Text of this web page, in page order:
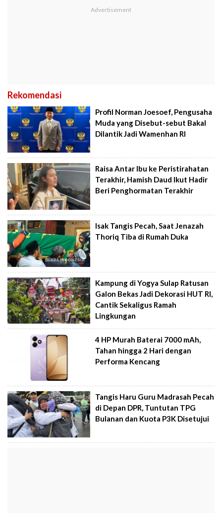
Rekomendasi
Profil Norman Joesoef, Pengusaha
Muda yang Disebut-sebut Bakal
Dilantik Jadi Wamenhan RI
Raisa Antar Ibu ke Peristirahatan
Terakhir, Hamish Daud Ikut Hadir
Beri Penghormatan Terakhir
Isak Tangis Pecah, Saat Jenazah
Thoriq Tiba di Rumah Duka
Kampung di Yogya Sulap Ratusan
Galon Bekas Jadi Dekorasi HUT RI,
Cantik Sekaligus Ramah
Lingkungan
4 HP Murah Baterai 7000 mAh,
Tahan hingga 2 Hari dengan
Performa Kencang
Tangis Haru Guru Madrasah Pecah
di Depan DPR, Tuntutan TPG
Bulanan dan Kuota P3K Disetujui